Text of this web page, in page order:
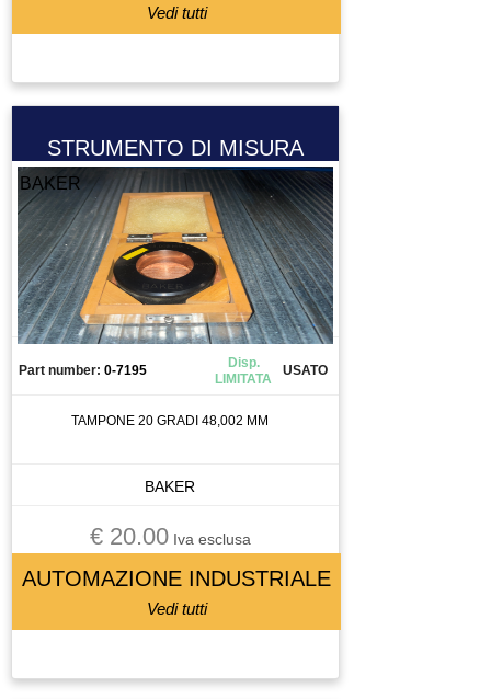
Vedi tutti
STRUMENTO DI MISURA
BAKER
Part number: 0-7195
Disp.
LIMITATA
USATO
TAMPONE 20 GRADI 48,002 MM
BAKER
€ 20.00Iva esclusa
AUTOMAZIONE INDUSTRIALE
Vedi tutti